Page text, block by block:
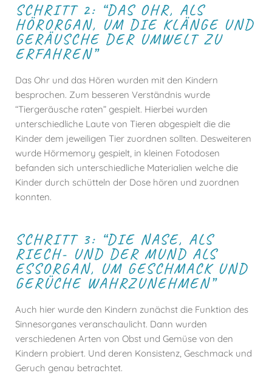
SCHRITT 2: “DAS OHR, ALS
HÖRORGAN, UM DIE KLÄNGE UND
GERÄUSCHE DER UMWELT ZU
ERFAHREN”
Das Ohr und das Hören wurden mit den Kindern
besprochen. Zum besseren Verständnis wurde
“Tiergeräusche raten” gespielt. Hierbei wurden
unterschiedliche Laute von Tieren abgespielt die die
Kinder dem jeweiligen Tier zuordnen sollten. Desweiteren
wurde Hörmemory gespielt, in kleinen Fotodosen
befanden sich unterschiedliche Materialien welche die
Kinder durch schütteln der Dose hören und zuordnen
konnten.
SCHRITT 3: “DIE NASE, ALS
RIECH- UND DER MUND ALS
ESSORGAN, UM GESCHMACK UND
GERÜCHE WAHRZUNEHMEN”
Auch hier wurde den Kindern zunächst die Funktion des
Sinnesorganes veranschaulicht. Dann wurden
verschiedenen Arten von Obst und Gemüse von den
Kindern probiert. Und deren Konsistenz, Geschmack und
Geruch genau betrachtet.